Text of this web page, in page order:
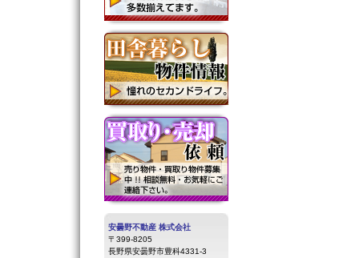
安曇野不動産 株式会社
〒399-8205
長野県安曇野市豊科4331-3